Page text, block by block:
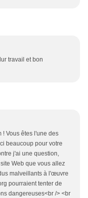
travail et bon
! Vous êtes l'une des
beaucoup pour votre
j'ai une question,
Web que vous allez
malveillants à l'œuvre
pourraient tenter de
dangereuses<br /> <br